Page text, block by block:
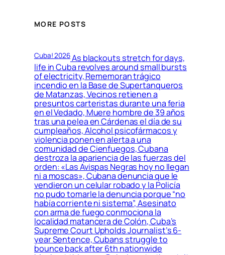
MORE POSTS
Cuba! 2026As blackouts stretch for days,
life in Cuba revolves around small bursts
of electricity, Rememoran trágico
incendio en la Base de Supertanqueros
de Matanzas, Vecinos retienen a
presuntos carteristas durante una feria
en el Vedado, Muere hombre de 39 años
tras una pelea en Cárdenas el día de su
cumpleaños, Alcohol psicofármacos y
violencia ponen en alerta a una
comunidad de Cienfuegos, Cubana
destroza la apariencia de las fuerzas del
orden: «Las Avispas Negras hoy no llegan
ni a moscas», Cubana denuncia que le
vendieron un celular robado y la Policía
no pudo tomarle la denuncia porque “no
había corriente ni sistema”, Asesinato
con arma de fuego conmociona la
localidad matancera de Colón, Cuba’s
Supreme Court Upholds Journalist’s 6-
year Sentence, Cubans struggle to
bounce back after 6th nationwide